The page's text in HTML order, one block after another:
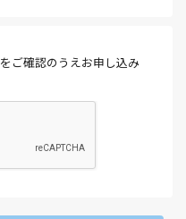
をご確認のうえお申し込み